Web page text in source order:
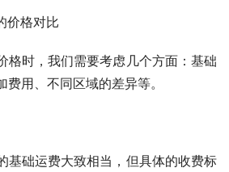
价格对比
格时，我们需要考虑几个方面：基础
用、不同区域的差异等。
基础运费大致相当，但具体的收费标